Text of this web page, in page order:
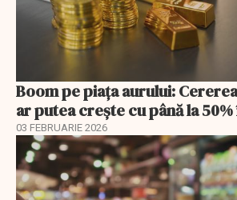
Boom pe piața aurului:
ar putea crește cu până la
03 FEBRUARIE 2026